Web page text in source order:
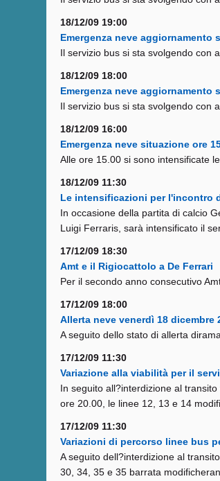
18/12/09 19:00
Emergenza neve aggiornamento
Il servizio bus si sta svolgendo con
18/12/09 18:00
Emergenza neve aggiornamento
Il servizio bus si sta svolgendo con
18/12/09 16:00
Emergenza neve situazione ore
Alle ore 15.00 si sono intensificate
18/12/09 11:30
Le intensificazioni per l'incontro
In occasione della partita di calcio
Luigi Ferraris, sarà intensificato il
17/12/09 18:30
Amt e il Rigiocattolo a De Ferrari
Per il secondo anno consecutivo
17/12/09 18:00
Allerta neve venerdì 18 dicembre
A seguito dello stato di allerta
17/12/09 11:30
Variazione alla viabilità per il
In seguito all?interdizione al
ore 20.00, le linee 12, 13 e 14
17/12/09 11:30
Variazioni di percorso linee bus
A seguito dell?interdizione al
30, 34, 35 e 35 barrata